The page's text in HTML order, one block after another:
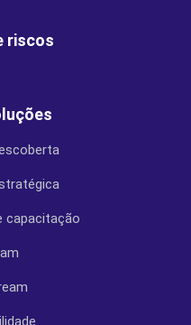
riscos
capacitação